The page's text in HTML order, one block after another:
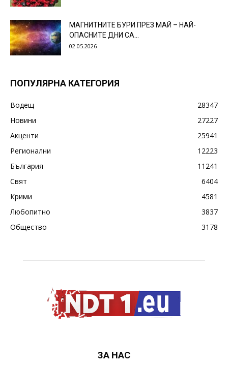
МАГНИТНИТЕ БУРИ ПРЕЗ МАЙ – НАЙ-
ОПАСНИТЕ ДНИ СА…
02.05.2026
ПОПУЛЯРНА КАТЕГОРИЯ
Водещ
28347
Новини
27227
Акценти
25941
Регионални
12223
България
11241
Свят
6404
Крими
4581
Любопитно
3837
Общество
3178
ЗА НАС